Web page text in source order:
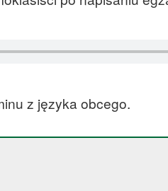
z języka obcego.